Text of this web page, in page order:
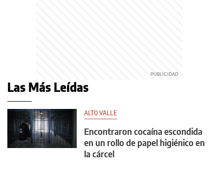
Las Más Leídas
ALTO VALLE
Encontraron cocaína escondida
en un rollo de papel higiénico en
la cárcel